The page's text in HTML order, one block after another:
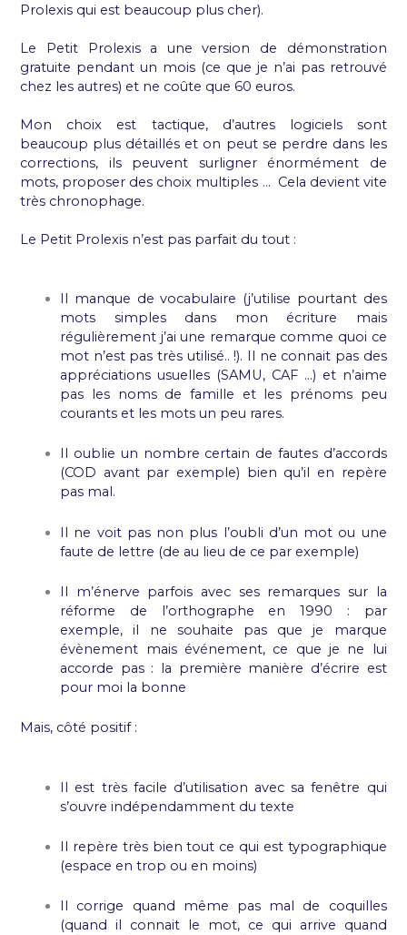
Prolexis qui est beaucoup plus cher).
Le Petit Prolexis a une version de démonstration
gratuite pendant un mois (ce que je n’ai pas retrouvé
chez les autres) et ne coûte que 60 euros.
Mon choix est tactique, d’autres logiciels sont
beaucoup plus détaillés et on peut se perdre dans les
corrections, ils peuvent surligner énormément de
mots, proposer des choix multiples … Cela devient vite
très chronophage.
Le Petit Prolexis n’est pas parfait du tout :
Il manque de vocabulaire (j’utilise pourtant des
mots simples dans mon écriture mais
régulièrement j’ai une remarque comme quoi ce
mot n’est pas très utilisé.. !). Il ne connait pas des
appréciations usuelles (SAMU, CAF …) et n’aime
pas les noms de famille et les prénoms peu
courants et les mots un peu rares.
Il oublie un nombre certain de fautes d’accords
(COD avant par exemple) bien qu’il en repère
pas mal.
Il ne voit pas non plus l’oubli d’un mot ou une
faute de lettre (de au lieu de ce par exemple)
Il m’énerve parfois avec ses remarques sur la
réforme de l’orthographe en 1990 : par
exemple, il ne souhaite pas que je marque
évènement mais événement, ce que je ne lui
accorde pas : la première manière d’écrire est
pour moi la bonne
Mais, côté positif :
Il est très facile d’utilisation avec sa fenêtre qui
s’ouvre indépendamment du texte
Il repère très bien tout ce qui est typographique
(espace en trop ou en moins)
Il corrige quand même pas mal de coquilles
(quand il connait le mot, ce qui arrive quand